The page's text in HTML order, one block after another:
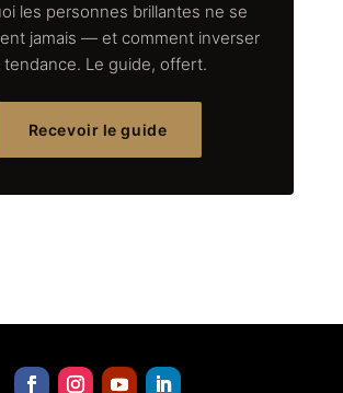
les personnes brillantes ne se
jamais — et comment inverser
tendance. Le guide, offert.
Recevoir le guide